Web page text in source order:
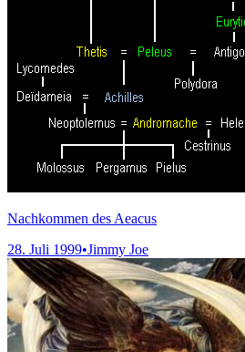
Nachkommen des Aeacus
28. Juli 1999•Jimmy Joe